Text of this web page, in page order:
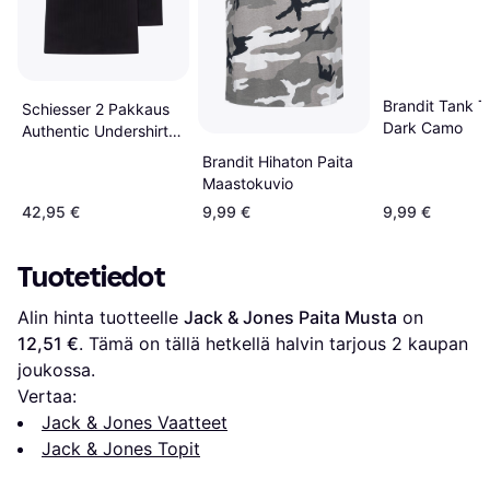
Schiesser 2 Pakkaus
Authentic Undershirts
42,95 €
Brandit Hihaton Paita
Maastokuvio
9,99 €
Brandit Tank
Dark Camo
9,99 €
Tuotetiedot
Alin hinta tuotteelle Jack & Jones Paita Musta
12,51 €. Tämä on tällä hetkellä halvin tarjous 2 kaupan
joukossa.
Vertaa:
Jack & Jones Vaatteet
Jack & Jones Topit